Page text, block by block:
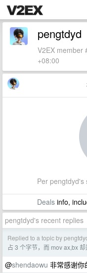
pengtdyd
V2EX member
+08:00
Per pengtdyd's
Dealsinfo,
pengtdyd's recent replies
Replied to a topic by
占 3 个字节，而 mov ax,bx 却
@shendaowu 非常感谢你